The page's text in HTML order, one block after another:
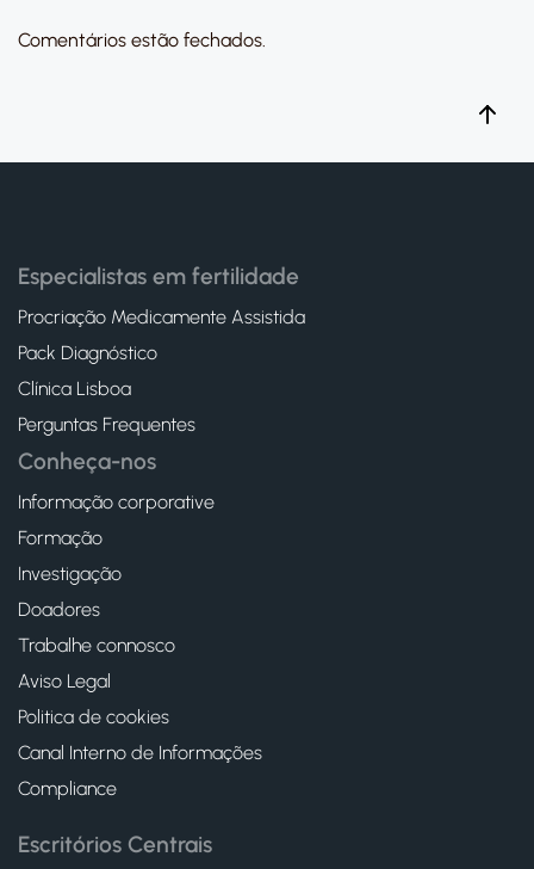
Comentários estão fechados.
Especialistas em fertilidade
Procriação Medicamente Assistida
Pack Diagnóstico
Clínica Lisboa
Perguntas Frequentes
Conheça-nos
Informação corporative
Formação
Investigação
Doadores
Trabalhe connosco
Aviso Legal
Politica de cookies
Canal Interno de Informações
Compliance
Escritórios Centrais